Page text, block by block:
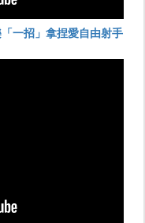
一招」拿捏愛自由射手